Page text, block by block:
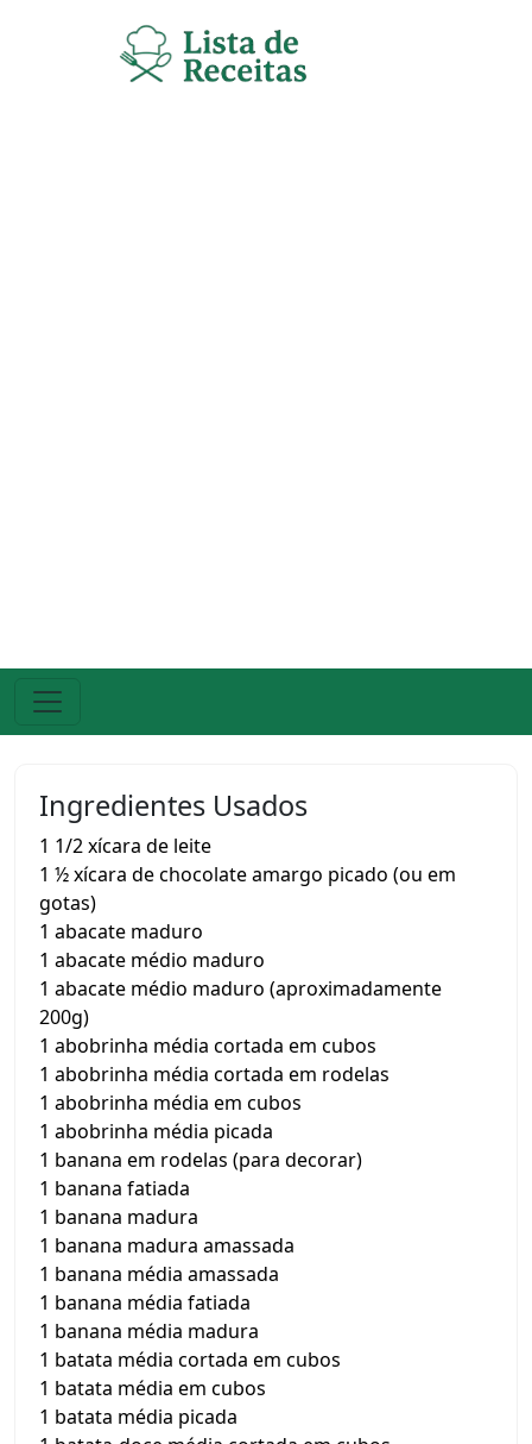
Ingredientes Usados
1 1/2 xícara de leite
1 ½ xícara de chocolate amargo picado (ou em
gotas)
1 abacate maduro
1 abacate médio maduro
1 abacate médio maduro (aproximadamente
200g)
1 abobrinha média cortada em cubos
1 abobrinha média cortada em rodelas
1 abobrinha média em cubos
1 abobrinha média picada
1 banana em rodelas (para decorar)
1 banana fatiada
1 banana madura
1 banana madura amassada
1 banana média amassada
1 banana média fatiada
1 banana média madura
1 batata média cortada em cubos
1 batata média em cubos
1 batata média picada